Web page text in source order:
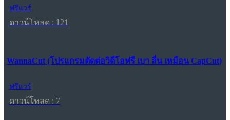
ฟรีแวร์
ดาวน์โหลด : 121
WannaCut (โปรแกรมตัดต่อวิดีโอฟรี เบา ลื่น เหมือน CapCut)
ฟรีแวร์
ดาวน์โหลด : 7